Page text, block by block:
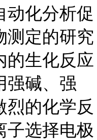
动化分析促
测定的研究
的生化反应
强碱、强
烈的化学反
子选择电极